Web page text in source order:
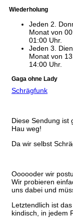
Wiederholung
Jeden 2.
Monat von
01:00 Uhr.
Jeden 3.
Monat von
14:00 Uhr.
Gaga ohne Lady
Schrägfunk
Diese Sendung ist
Hau weg!
Da wir selbst
Oooooder wir
Wir probieren
uns dabei und
Letztendlich ist
kindisch, in jedem